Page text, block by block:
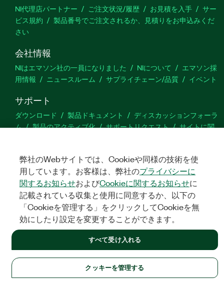
NI代理店パートナー ご注文状況/履歴 お見積を入手
サー
ビス規約
製品番号でご注文されるか、見積りをお申込みくだ
さい
会社情報
NIはエマソン社の一員になりました NIについて
エマソン採
用情報
ニュースルーム サプライチェーン/品質 イベント
サポート
ダウンロード 製品ドキュメント
ディスカッションフォーラ
ム
製品のアクティブ化 サポートリクエスト
サイトに関
TwitterYouTube
法令関連情報|IMPRINT|プライバシー|クッキーを管理する
NATIONAL INSTRUMENTS CORP. ALL RIGHTS RESERVED.
弊社のWebサイトでは、Cookieや同様の技術を使
用しています。お客様は、弊社のプライバシーに
関するお知らせおよびCookieに関するお知らせに
記載されている収集と使用に同意するか、以下の
「Cookieを管理する」をクリックしてCookieを無
効にしたり設定を変更することができます。
クッキーを管理する
すべて受け入れる